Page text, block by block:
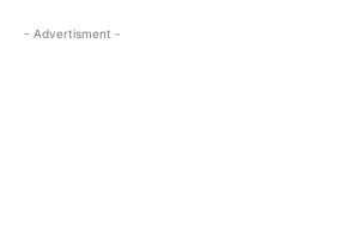
- Advertisment -